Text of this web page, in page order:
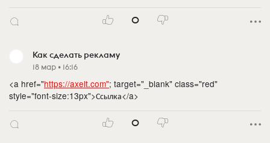
0
Как сделать рекламу
18 мар • 16:16
<a href="https://axelt.com"; target="_blank" class="red"
style="font-size:13px">Ссылка</a>
0